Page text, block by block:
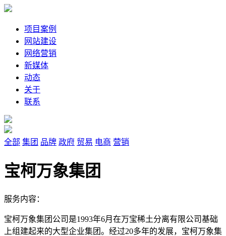
项目案例
网站建设
网络营销
新媒体
动态
关于
联系
全部 集团 品牌 政府 贸易 电商 营销
宝柯万象集团
服务内容：
宝柯万象集团公司是1993年6月在万宝稀土分离有限公司基础
上组建起来的大型企业集团。经过20多年的发展，宝柯万象集